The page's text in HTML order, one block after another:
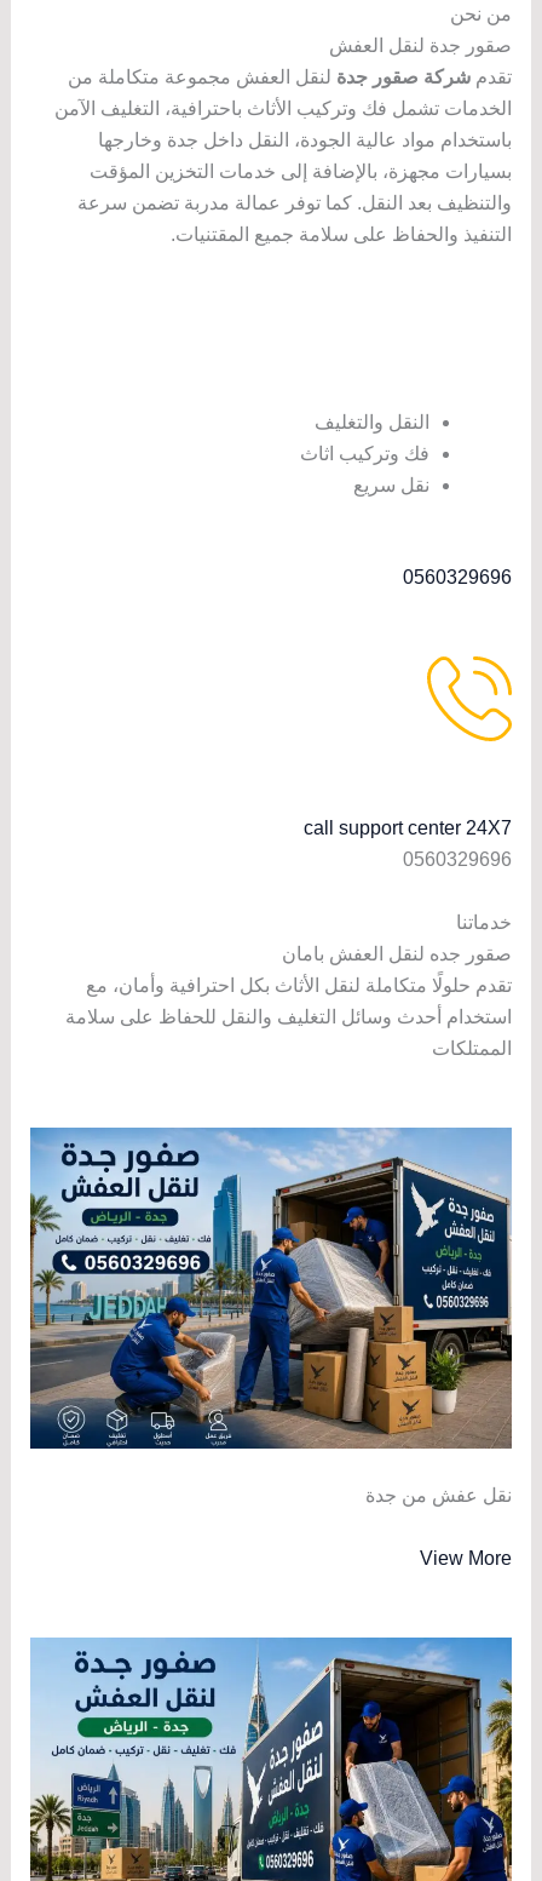
من نحن
صقور جدة لنقل العفش
تقدم شركة صقور جدة لنقل العفش مجموعة متكاملة من
الخدمات تشمل فك وتركيب الأثاث باحترافية، التغليف الآمن
باستخدام مواد عالية الجودة، النقل داخل جدة وخارجها
بسيارات مجهزة، بالإضافة إلى خدمات التخزين المؤقت
والتنظيف بعد النقل. كما توفر عمالة مدربة تضمن سرعة
التنفيذ والحفاظ على سلامة جميع المقتنيات.
النقل والتغليف
فك وتركيب اثاث
نقل سريع
0560329696
call support center 24X7
0560329696
خدماتنا
صقور جده لنقل العفش بامان
تقدم حلولًا متكاملة لنقل الأثاث بكل احترافية وأمان، مع
استخدام أحدث وسائل التغليف والنقل للحفاظ على سلامة
الممتلكات
نقل عفش من جدة
View More